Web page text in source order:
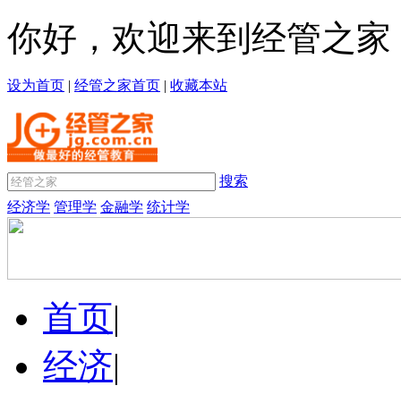
你好，欢迎来到经管之家
设为首页 | 经管之家首页 | 收藏本站
搜索
经济学 管理学 金融学 统计学
首页|
经济|